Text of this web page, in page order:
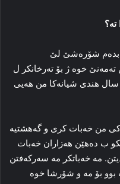
بدەم شۆرەشێ لێ
خوە ژ بۆ تەرخانکر ل
ڤی تەمەنێ من دەربازکری کو دبنە ٣٩ سال هندی شیانەکا من هەیی
من خەبات کری و گەهشتیە
ب دەهێن هەزاران خەبات
مە خەباتکر مە سەرکەفتن
بۆ مە و شۆرشا خوە